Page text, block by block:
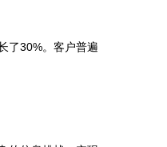
了30%。客户普遍